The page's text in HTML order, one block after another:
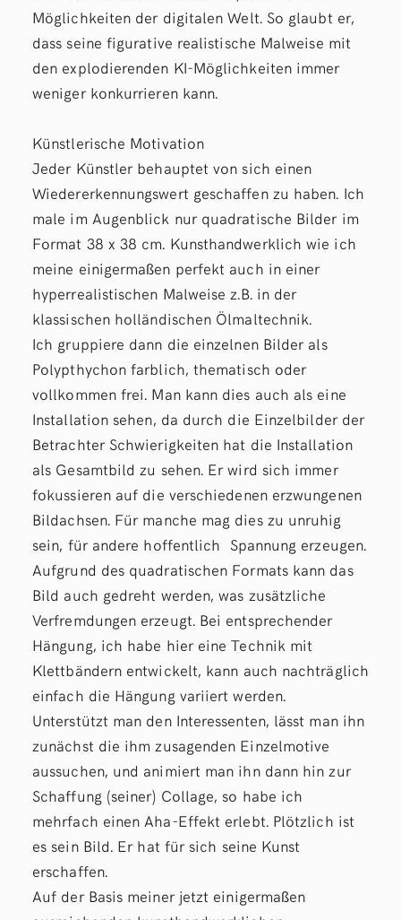
Möglichkeiten der digitalen Welt. So glaubt er,
dass seine figurative realistische Malweise mit
den explodierenden KI-Möglichkeiten immer
weniger konkurrieren kann.
Künstlerische Motivation
Jeder Künstler behauptet von sich einen
Wiedererkennungswert geschaffen zu haben. Ich
male im Augenblick nur quadratische Bilder im
Format 38 x 38 cm. Kunsthandwerklich wie ich
meine einigermaßen perfekt auch in einer
hyperrealistischen Malweise z.B. in der
klassischen holländischen Ölmaltechnik.
Ich gruppiere dann die einzelnen Bilder als
Polypthychon farblich, thematisch oder
vollkommen frei. Man kann dies auch als eine
Installation sehen, da durch die Einzelbilder der
Betrachter Schwierigkeiten hat die Installation
als Gesamtbild zu sehen. Er wird sich immer
fokussieren auf die verschiedenen erzwungenen
Bildachsen. Für manche mag dies zu unruhig
sein, für andere hoffentlich Spannung erzeugen.
Aufgrund des quadratischen Formats kann das
Bild auch gedreht werden, was zusätzliche
Verfremdungen erzeugt. Bei entsprechender
Hängung, ich habe hier eine Technik mit
Klettbändern entwickelt, kann auch nachträglich
einfach die Hängung variiert werden.
Unterstützt man den Interessenten, lässt man ihn
zunächst die ihm zusagenden Einzelmotive
aussuchen, und animiert man ihn dann hin zur
Schaffung (seiner) Collage, so habe ich
mehrfach einen Aha-Effekt erlebt. Plötzlich ist
es sein Bild. Er hat für sich seine Kunst
erschaffen.
Auf der Basis meiner jetzt einigermaßen